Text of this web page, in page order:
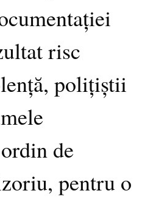
risc
polițiștii
de
pentru o